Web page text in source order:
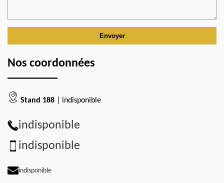
Nos coordonnées
Stand 188 | indisponible
indisponible
indisponible
indisponible